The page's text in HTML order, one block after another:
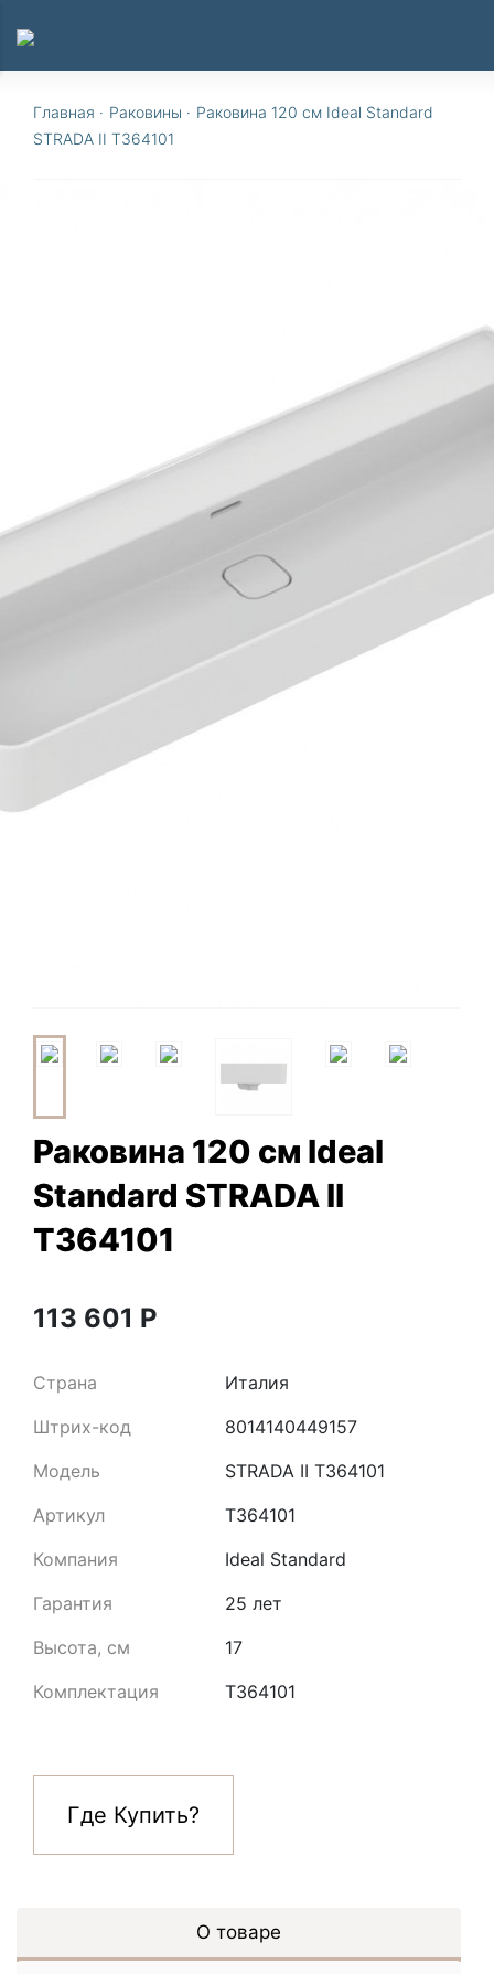
Главная · Раковины · Раковина 120 см Ideal Standard
STRADA II T364101
Раковина 120 см Ideal
Standard STRADA II
T364101
113 601 Р
Страна
Италия
Штрих-код
8014140449157
Модель
STRADA II T364101
Артикул
T364101
Компания
Ideal Standard
Гарантия
25 лет
Высота, см
17
Комплектация
T364101
Где Купить?
О товаре